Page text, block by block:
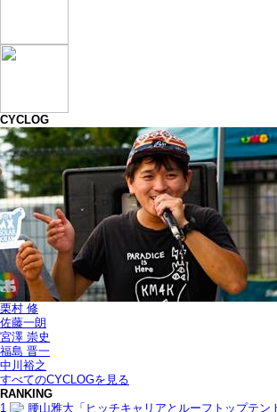
CYCLOG
栗村 修
佐藤一朗
宮澤 崇史
福島 晋一
中川裕之
すべてのCYCLOGを見る
RANKING
1
腰山雅大「ヒッチキャリアとルーフトップテン